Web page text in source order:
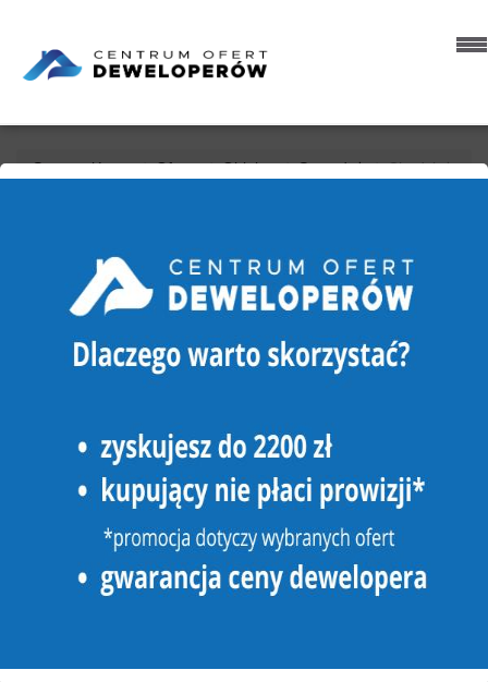
Strona główna Oferty Obiekty Sprzedaż Chodzież